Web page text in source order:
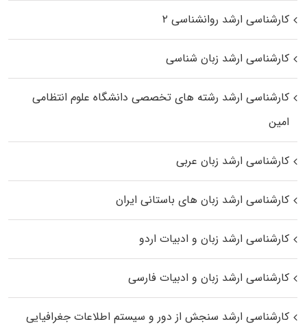
کارشناسی ارشد روانشناسی ۲
کارشناسی ارشد زبان شناسی
کارشناسی ارشد رﺷﺘﻪ ﻫﺎی تخصصی داﻧﺸﮕﺎه ﻋﻠﻮم انتظامی
اﻣﻴﻦ
کارشناسی ارشد زبان عربی
کارشناسی ارشد زبان‌ های باستانی ایران
کارشناسی ارشد زبان و ادبیات اردو
کارشناسی ارشد زبان و ادبیات فارسی
کارشناسی ارشد سنجش از دور و سیستم اطلاعات جغرافیایی